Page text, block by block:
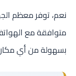
نعم، توفر معظم
متوافقة مع
بسهولة من أي